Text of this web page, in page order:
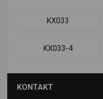
KX033
KX033-4
KONTAKT